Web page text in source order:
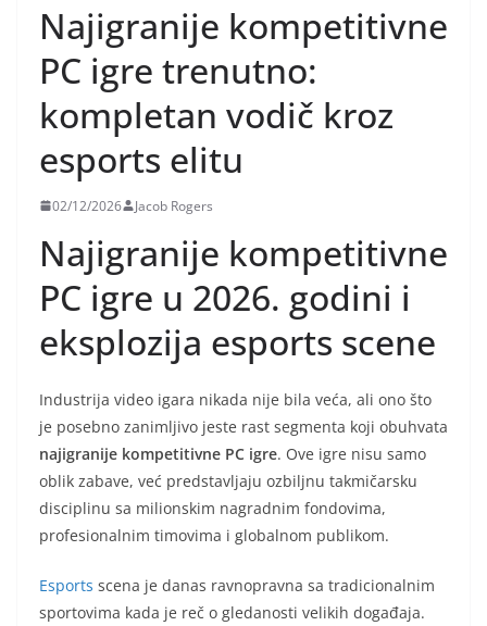
Najigranije kompetitivne
PC igre trenutno:
kompletan vodič kroz
esports elitu
02/12/2026 Jacob Rogers
Najigranije kompetitivne
PC igre u 2026. godini i
eksplozija esports scene
Industrija video igara nikada nije bila veća, ali ono što
je posebno zanimljivo jeste rast segmenta koji obuhvata
najigranije kompetitivne PC igre. Ove igre nisu samo
oblik zabave, već predstavljaju ozbiljnu takmičarsku
disciplinu sa milionskim nagradnim fondovima,
profesionalnim timovima i globalnom publikom.
Esports scena je danas ravnopravna sa tradicionalnim
sportovima kada je reč o gledanosti velikih događaja.